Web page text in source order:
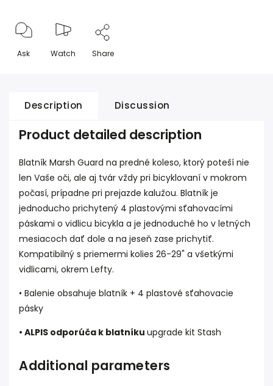
Ask Watch Share
Description Discussion
Product detailed description
Blatník Marsh Guard na predné koleso, ktorý poteší nie
len Vaše oči, ale aj tvár vždy pri bicyklovaní v mokrom
počasí, prípadne pri prejazde kalužou. Blatník je
jednoducho prichytený 4 plastovými sťahovacími
páskami o vidlicu bicykla a je jednoduché ho v letných
mesiacoch dať dole a na jeseň zase prichytiť.
Kompatibilný s priemermi kolies 26-29" a všetkými
vidlicami, okrem Lefty.
• Balenie obsahuje blatník + 4 plastové sťahovacie
pásky
• ALPIS odporúča k blatníku upgrade kit Stash
Additional parameters